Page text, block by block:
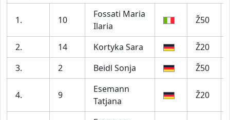
1. 10
Fossati Maria
Ilaria
Ž50
2. 14 Kortyka Sara Ž20
3.
2 Beidl Sonja Ž50
4. 9
Esemann
Tatjana
Ž20